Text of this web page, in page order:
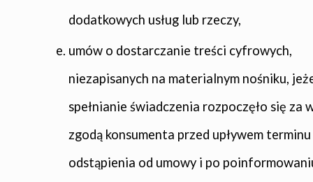
dodatkowych usług lub rzeczy,
umów o dostarczanie treści cyfrowych,
niezapisanych na materialnym nośniku,
spełnianie świadczenia rozpoczęło się za
zgodą konsumenta przed upływem
odstąpienia od umowy i po